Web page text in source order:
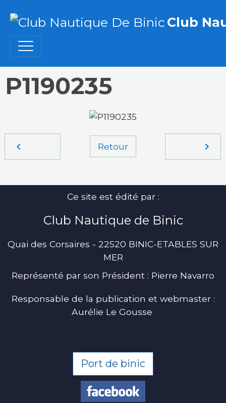
Club
P1190235
Retour
Ce site est édité par :
Club Nautique de Binic
Quai des Corsaires - 22520 BINIC-ETABLES SUR
MER
Représenté par son Président : Pierre Navarro
Responsable de la publication et webmaster :
Aurélie Le Gousse
Port de binic